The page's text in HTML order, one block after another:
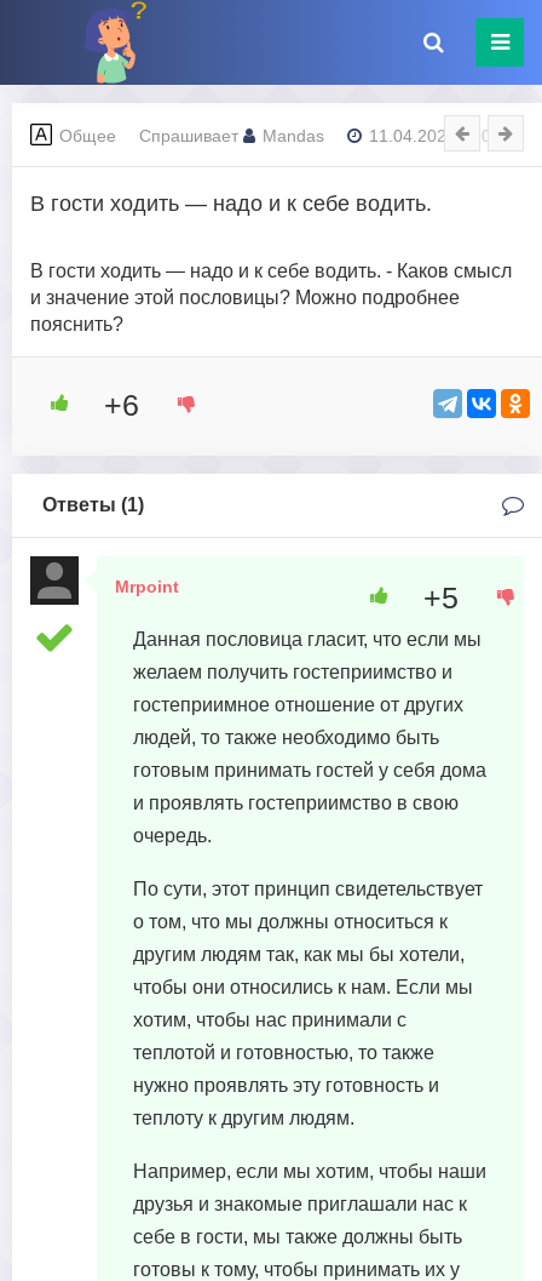
Общее Спрашивает Mandas 11.04.2023 - 00:36
В гости ходить — надо и к себе водить.
В гости ходить — надо и к себе водить. - Каков смысл
и значение этой пословицы? Можно подробнее
пояснить?
+6
Ответы (1)
Mrpoint
Данная пословица гласит, что если мы
желаем получить гостеприимство и
гостеприимное отношение от других
людей, то также необходимо быть
готовым принимать гостей у себя дома
и проявлять гостеприимство в свою
очередь.
По сути, этот принцип свидетельствует
о том, что мы должны относиться к
другим людям так, как мы бы хотели,
чтобы они относились к нам. Если мы
хотим, чтобы нас принимали с
теплотой и готовностью, то также
нужно проявлять эту готовность и
теплоту к другим людям.
Например, если мы хотим, чтобы наши
друзья и знакомые приглашали нас к
себе в гости, мы также должны быть
готовы к тому, чтобы принимать их у
+5